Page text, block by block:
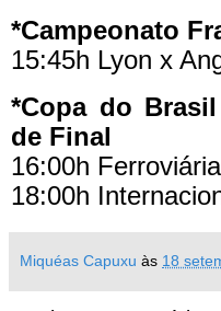
*Campeonato
15:45h Lyon x
*Copa do
de Final
16:00h
18:00h
Miquéas Capuxu às 18